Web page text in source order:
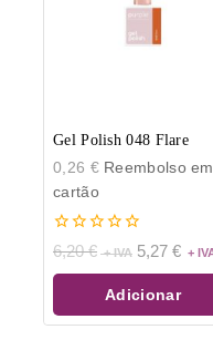
Gel Polish 048 Flare
0,26 €Reembolso em
cartão
0
de
5
6,20€ 5,27 €
Adicionar